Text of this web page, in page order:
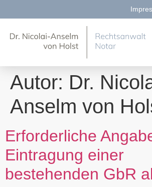
Autor: Dr.
Anselm von
Erforderliche
Eintragung einer
bestehenden GbR